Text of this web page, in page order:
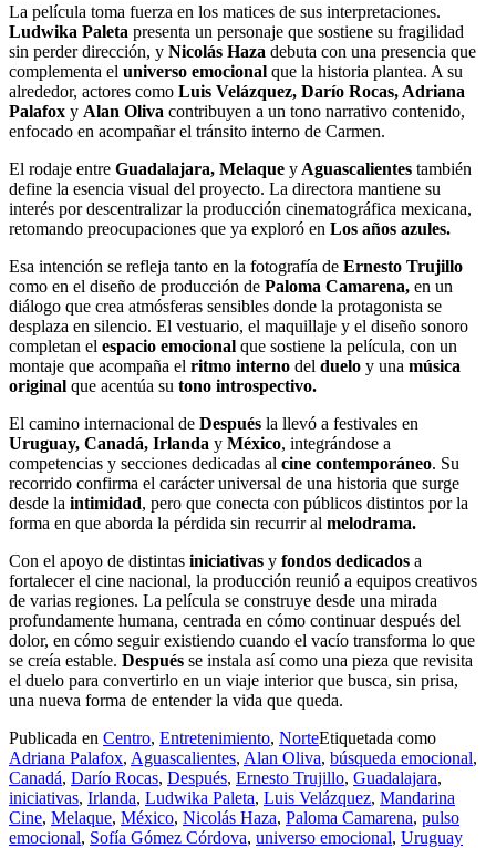
La película toma fuerza en los matices de sus interpretaciones.
Ludwika Paleta presenta un personaje que sostiene su fragilidad
sin perder dirección, y Nicolás Haza debuta con una presencia que
complementa el universo emocional que la historia plantea. A su
alrededor, actores como Luis Velázquez, Darío Rocas, Adriana
Palafox y Alan Oliva contribuyen a un tono narrativo contenido,
enfocado en acompañar el tránsito interno de Carmen.
El rodaje entre Guadalajara, Melaque y Aguascalientes también
define la esencia visual del proyecto. La directora mantiene su
interés por descentralizar la producción cinematográfica mexicana,
retomando preocupaciones que ya exploró en Los años azules.
Esa intención se refleja tanto en la fotografía de Ernesto Trujillo
como en el diseño de producción de Paloma Camarena, en un
diálogo que crea atmósferas sensibles donde la protagonista se
desplaza en silencio. El vestuario, el maquillaje y el diseño sonoro
completan el espacio emocional que sostiene la película, con un
montaje que acompaña el ritmo interno del duelo y una música
original que acentúa su tono introspectivo.
El camino internacional de Después la llevó a festivales en
Uruguay, Canadá, Irlanda y México, integrándose a
competencias y secciones dedicadas al cine contemporáneo. Su
recorrido confirma el carácter universal de una historia que surge
desde la intimidad, pero que conecta con públicos distintos por la
forma en que aborda la pérdida sin recurrir al melodrama.
Con el apoyo de distintas iniciativas y fondos dedicados a
fortalecer el cine nacional, la producción reunió a equipos creativos
de varias regiones. La película se construye desde una mirada
profundamente humana, centrada en cómo continuar después del
dolor, en cómo seguir existiendo cuando el vacío transforma lo que
se creía estable. Después se instala así como una pieza que revisita
el duelo para convertirlo en un viaje interior que busca, sin prisa,
una nueva forma de entender la vida que queda.
Publicada en Centro, Entretenimiento, NorteEtiquetada como
Adriana Palafox, Aguascalientes, Alan Oliva, búsqueda emocional,
Canadá, Darío Rocas, Después, Ernesto Trujillo, Guadalajara,
iniciativas, Irlanda, Ludwika Paleta, Luis Velázquez, Mandarina
Cine, Melaque, México, Nicolás Haza, Paloma Camarena, pulso
emocional, Sofía Gómez Córdova, universo emocional, Uruguay